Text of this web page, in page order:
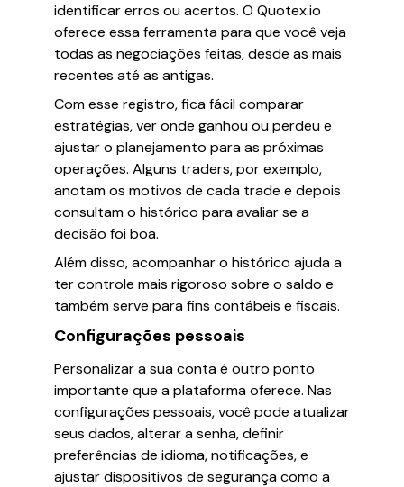
identificar erros ou acertos. O Quotex.io
oferece essa ferramenta para que você veja
todas as negociações feitas, desde as mais
recentes até as antigas.
Com esse registro, fica fácil comparar
estratégias, ver onde ganhou ou perdeu e
ajustar o planejamento para as próximas
operações. Alguns traders, por exemplo,
anotam os motivos de cada trade e depois
consultam o histórico para avaliar se a
decisão foi boa.
Além disso, acompanhar o histórico ajuda a
ter controle mais rigoroso sobre o saldo e
também serve para fins contábeis e fiscais.
Configurações pessoais
Personalizar a sua conta é outro ponto
importante que a plataforma oferece. Nas
configurações pessoais, você pode atualizar
seus dados, alterar a senha, definir
preferências de idioma, notificações, e
ajustar dispositivos de segurança como a